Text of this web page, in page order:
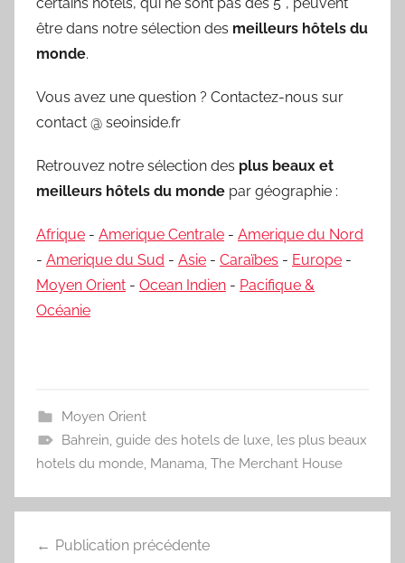
certains hôtels, qui ne sont pas des 5*, peuvent
être dans notre sélection des meilleurs hôtels du
monde.
Vous avez une question ? Contactez-nous sur
contact @ seoinside.fr
Retrouvez notre sélection des plus beaux et
meilleurs hôtels du monde par géographie :
Afrique - Amerique Centrale - Amerique du Nord
- Amerique du Sud - Asie - Caraïbes - Europe -
Moyen Orient - Ocean Indien - Pacifique &
Océanie
Moyen Orient
Bahrein, guide des hotels de luxe, les plus beaux
hotels du monde, Manama, The Merchant House
Publication précédente